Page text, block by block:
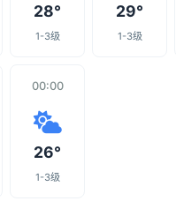
28°
1-3级
29°
1-3级
00:00
26°
1-3级